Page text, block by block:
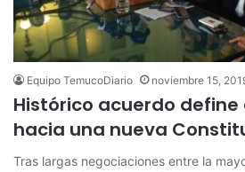
Equipo TemucoDiario noviembre 15,
Histórico acuerdo define
hacia una nueva
Tras largas negociaciones entre la